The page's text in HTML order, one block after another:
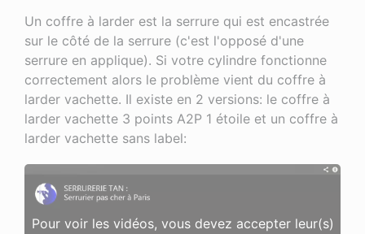
Un coffre à larder est la serrure qui est encastrée
sur le côté de la serrure (c'est l'opposé d'une
serrure en applique). Si votre cylindre fonctionne
correctement alors le problème vient du coffre à
larder vachette. Il existe en 2 versions: le coffre à
larder vachette 3 points A2P 1 étoile et un coffre à
larder vachette sans label:
Pour voir les vidéos, vous devez accepter leur(s)